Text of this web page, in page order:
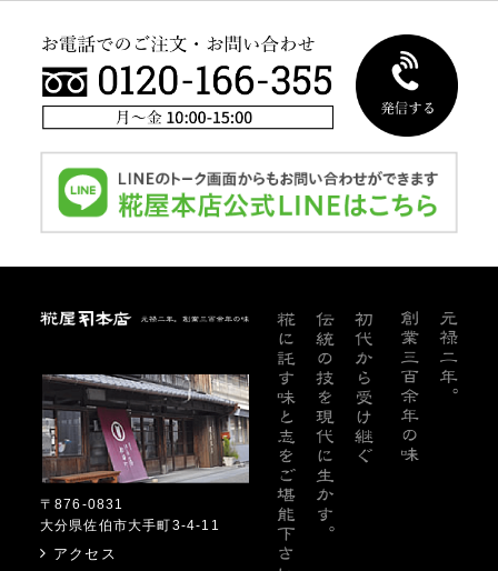
糀屋本店
〒876-0831
大分県佐伯市大手町3-4-11
アクセス